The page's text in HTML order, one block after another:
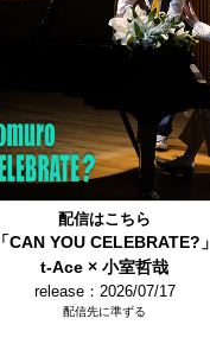
配信はこちら
「CAN YOU CELEBRATE?」
t-Ace × 小室哲哉
release：2026/07/17
配信先に準ずる